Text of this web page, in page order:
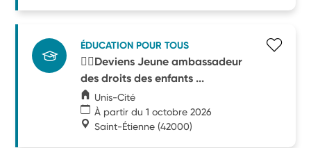
ÉDUCATION POUR TOUS
🧑‍⚖️Deviens Jeune ambassadeur
des droits des enfants ...
Unis-Cité
À partir du 1 octobre 2026
Saint-Étienne (42000)